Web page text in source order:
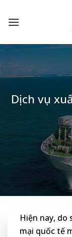
Dịch vụ
Hiện nay,
mại quốc tế